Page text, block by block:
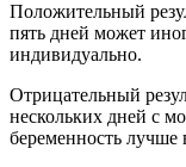
Положительный
пять дней может
индивидуально.
Отрицательный
нескольких дней с
беременность лучше